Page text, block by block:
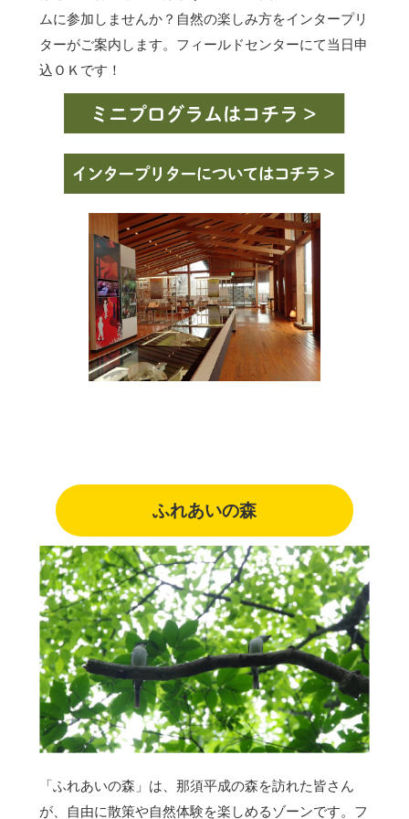
ムに参加しませんか？自然の楽しみ方をインタープリ
ターがご案内します。フィールドセンターにて当日申
込ＯＫです！
ふれあいの森
「ふれあいの森」は、那須平成の森を訪れた皆さん
が、自由に散策や自然体験を楽しめるゾーンです。フ